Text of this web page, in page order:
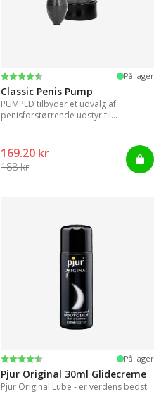
Vurdering:
4.3 ud af 5 stjerner På lager
Classic Penis Pump
PUMPED tilbyder et udvalg af
penisforstørrende udstyr til
169.20 kr
188 kr
Vurdering:
4.2 ud af 5 stjerner På lager
Pjur Original 30ml Glidecreme
Pjur Original Lube - er verdens bedst